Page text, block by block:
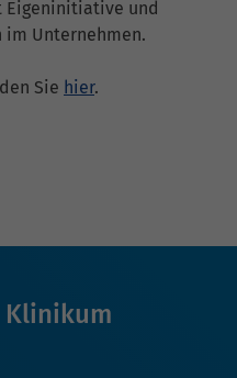
Eigeninitiative und
im Unternehmen.
Sie hier.
Klinikum